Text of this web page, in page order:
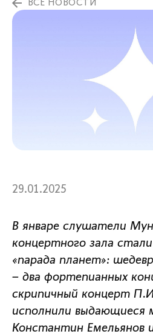
ВСЕ НОВОСТИ
29.01.2025
В январе слушатели
концертного зала
«парада планет»:
– два фортепианных
скрипичный концерт
исполнили выдающиеся
Константин Емельянов